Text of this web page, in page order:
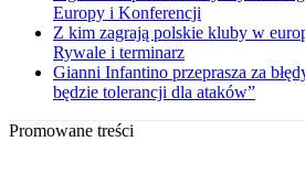
Europy i Konferencji
Z kim zagrają polskie kluby w
Rywale i terminarz
Gianni Infantino przeprasza za
będzie tolerancji dla ataków”
Promowane treści